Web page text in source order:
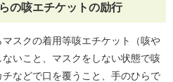
の咳エチケットの励行
スクの着用等咳エチケット（咳や
いこと、マスクをしない状態で咳
などで口を覆うこと、手のひらで